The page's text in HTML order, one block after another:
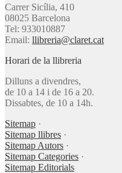
Carrer Sicília, 410
08025 Barcelona
Tel: 933010887
Email: llibreria@claret.cat
Horari de la llibreria
Dilluns a divendres,
de 10 a 14 i de 16 a 20.
Dissabtes, de 10 a 14h.
Sitemap ·
Sitemap llibres ·
Sitemap Autors ·
Sitemap Categories ·
Sitemap Editorials